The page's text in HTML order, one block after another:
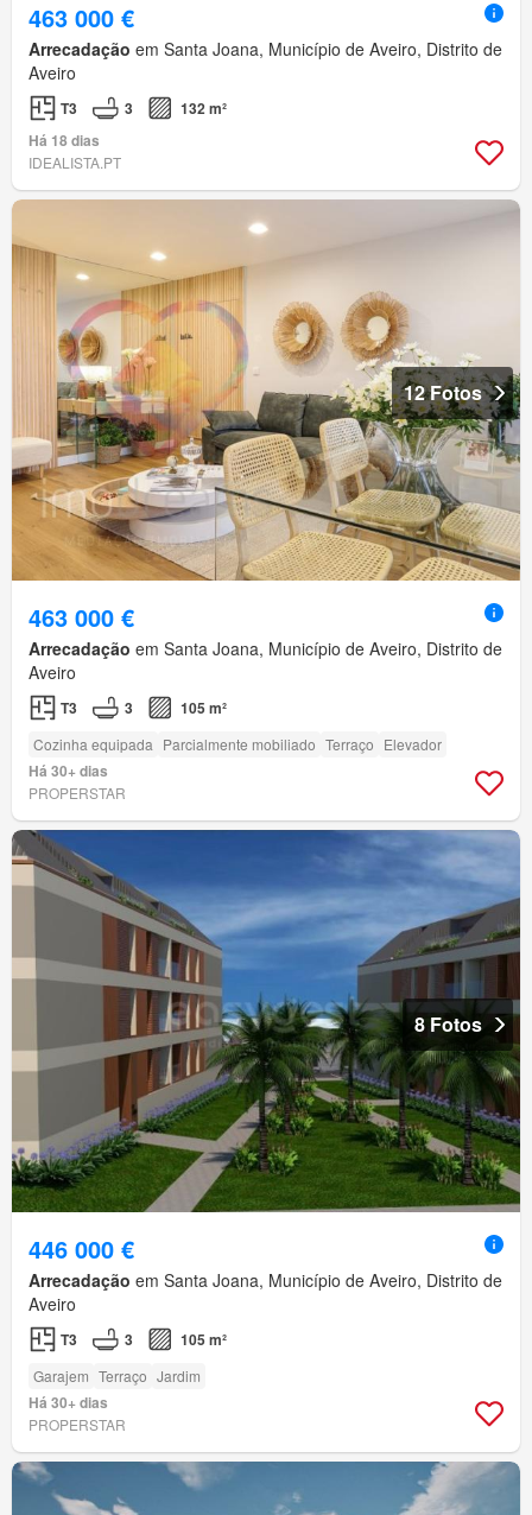
463 000 €
Arrecadação em Santa Joana, Município de Aveiro, Distrito de
Aveiro
T3 3
132 m²
Há 18 dias
IDEALISTA.PT
12 Fotos
463 000 €
Arrecadação em Santa Joana, Município de Aveiro, Distrito de
Aveiro
T3 3 105 m²
Cozinha equipada Parcialmente mobiliado Terraço Elevador
Há 30+ dias
PROPERSTAR
8 Fotos
446 000 €
Arrecadação em Santa Joana, Município de Aveiro, Distrito de
Aveiro
T3 3 105 m²
Garajem Terraço Jardim
Há 30+ dias
PROPERSTAR